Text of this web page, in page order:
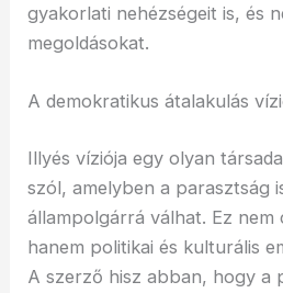
gyakorlati nehézségeit is, és
megoldásokat.
A demokratikus átalakulás
Illyés víziója egy olyan
szól, amelyben a parasztság
állampolgárrá válhat. Ez nem
hanem politikai és kulturális
A szerző hisz abban, hogy a